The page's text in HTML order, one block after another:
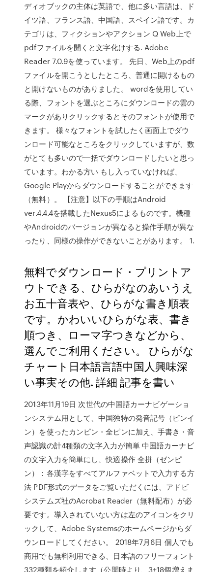
ディオブックの主体は英語で、他に多い言語は、ド
イツ語、フランス語、中国語、スペイン語です。カ
テゴリは、フィクションやアクション Q Web上で
pdfファイルを開くと文字化けする. Adobe
Reader 7.0.9を使っています。 先日、Web上のpdf
ファイルを開こうとしたところ、普通に開けるもの
と開けないものがありました。 wordを使用してい
る際、フォントを選ぶところにダウンロードの雲の
マークがありクリックするとそのフォントが使用で
きます。 様々なフォントを試したく画面上でダウ
ンロード可能なところをクリックしていますが、数
がとても多いので一括でダウンロードしたいと思っ
ています。わかる方い もし入っていなければ、
Google Playからダウンロードすることができます
（無料）。 【注意】以下の手順はAndroid
ver.4.4.4を搭載したNexus5によるものです。機種
やAndroidのバージョンが異なると操作手順が異な
ったり、同様の操作ができないことがあります。 1.
無料でダウンロード・プリントア
ウトできる、ひらがなのあいうえ
お五十音表や、ひらがな書き順表
です。かわいいひらがな表、書き
順つき、ローマ字つきなどから、
選んでご利用ください。 ひらがな
チャート日本語言語中国人興味深
い事実その他. 詳細 記事を書い
2013年11月19日 次世代の中国語カーナビゲーショ
ンシステム用として、中国独特の発音記号（ピンイ
ン）を使ったカンピン・全ピンに加え、手書き・音
声認識の計4種類の文字入力が簡単 中国語カーナビ
の文字入力を簡単にし、快適操作 全拼（ゼンピ
ン）：各漢字をすべてアルファベットで入力する方
法 PDF形式のデータをご覧いただくには、アドビ
システムズ社のAcrobat Reader（無料配布）が必
要です。導入されていない方は左のアイコンをクリ
ックして、Adobe Systemsのホームページからダ
ウンロードしてください。 2018年7月6日 個人でも
商用でも無料利用できる、日本語のフリーフォント
332種類を紹介します（公開時より、3+18個増えま